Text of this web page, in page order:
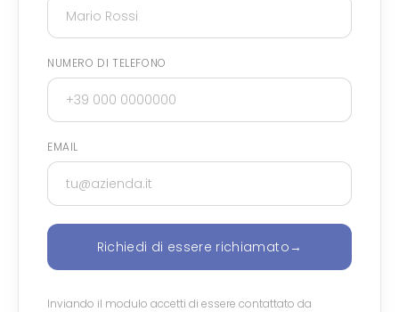
NUMERO DI TELEFONO
EMAIL
Richiedi di essere richiamato →
Inviando il modulo accetti di essere contattato da